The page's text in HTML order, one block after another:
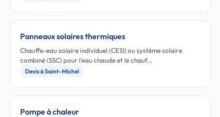
Panneaux solaires thermiques
Chauffe-eau solaire individuel (CESI) ou système solaire
combiné (SSC) pour l'eau chaude et le chauf…
Devis à Saint-Michel
Pompe à chaleur